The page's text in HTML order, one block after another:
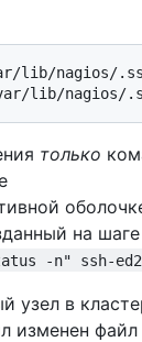
lib/nagios/
только
на шаге
-n" ssh-
узел в
изменен файл